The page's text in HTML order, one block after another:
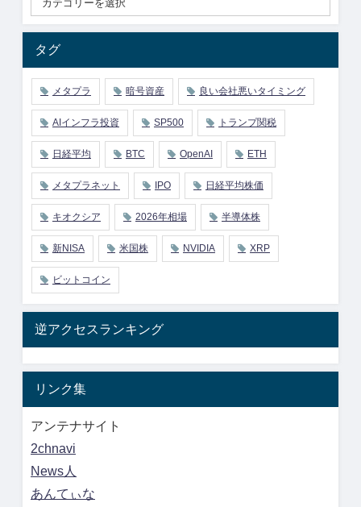
タグ
メタプラ 暗号資産 良い会社悪いタイミング
AIインフラ投資 SP500 トランプ関税
日経平均 BTC OpenAI ETH
メタプラネット IPO 日経平均株価
キオクシア 2026年相場 半導体株
新NISA 米国株 NVIDIA XRP
ビットコイン
逆アクセスランキング
リンク集
アンテナサイト
2chnavi
News人
あんてぃな